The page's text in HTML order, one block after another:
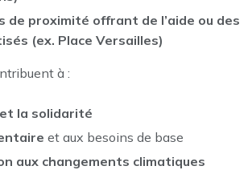
de proximité offrant de l’aide ou des
(ex. Place Versailles)
à :
la solidarité
et aux besoins de base
aux changements climatiques